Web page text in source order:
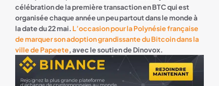
célébration de la première transaction en BTC qui est
organisée chaque année un peu partout dans le monde à
la date du 22 mai. L’occasion pour la Polynésie française
de marquer son adoption grandissante du Bitcoin dans la
ville de Papeete, avec le soutien de Dinovox.